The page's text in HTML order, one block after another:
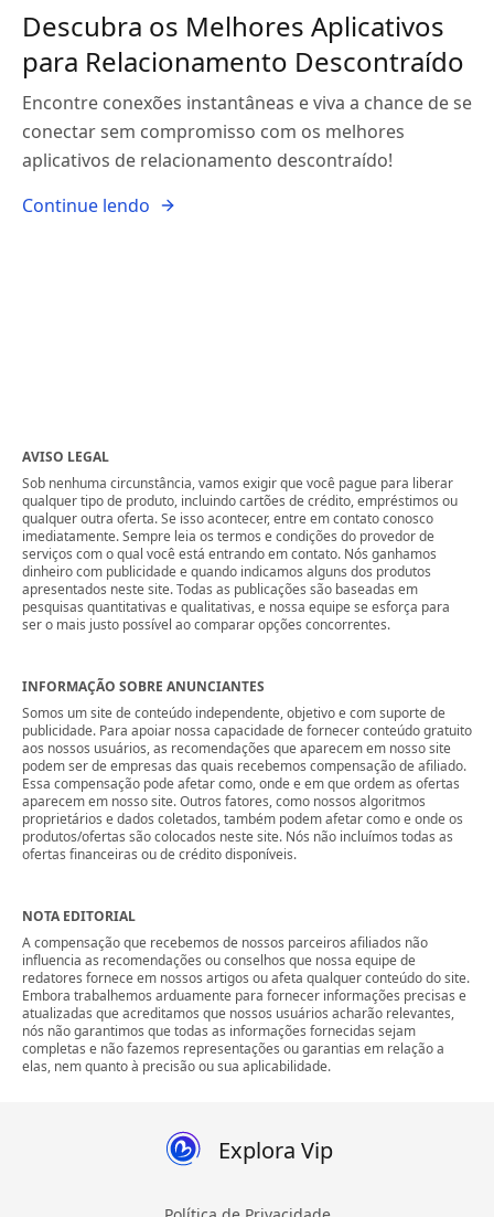
Descubra os Melhores Aplicativos
para Relacionamento Descontraído
Encontre conexões instantâneas e viva a chance de se
conectar sem compromisso com os melhores
aplicativos de relacionamento descontraído!
Continue lendo
AVISO LEGAL
Sob nenhuma circunstância, vamos exigir que você pague para liberar
qualquer tipo de produto, incluindo cartões de crédito, empréstimos ou
qualquer outra oferta. Se isso acontecer, entre em contato conosco
imediatamente. Sempre leia os termos e condições do provedor de
serviços com o qual você está entrando em contato. Nós ganhamos
dinheiro com publicidade e quando indicamos alguns dos produtos
apresentados neste site. Todas as publicações são baseadas em
pesquisas quantitativas e qualitativas, e nossa equipe se esforça para
ser o mais justo possível ao comparar opções concorrentes.
INFORMAÇÃO SOBRE ANUNCIANTES
Somos um site de conteúdo independente, objetivo e com suporte de
publicidade. Para apoiar nossa capacidade de fornecer conteúdo gratuito
aos nossos usuários, as recomendações que aparecem em nosso site
podem ser de empresas das quais recebemos compensação de afiliado.
Essa compensação pode afetar como, onde e em que ordem as ofertas
aparecem em nosso site. Outros fatores, como nossos algoritmos
proprietários e dados coletados, também podem afetar como e onde os
produtos/ofertas são colocados neste site. Nós não incluímos todas as
ofertas financeiras ou de crédito disponíveis.
NOTA EDITORIAL
A compensação que recebemos de nossos parceiros afiliados não
influencia as recomendações ou conselhos que nossa equipe de
redatores fornece em nossos artigos ou afeta qualquer conteúdo do site.
Embora trabalhemos arduamente para fornecer informações precisas e
atualizadas que acreditamos que nossos usuários acharão relevantes,
nós não garantimos que todas as informações fornecidas sejam
completas e não fazemos representações ou garantias em relação a
elas, nem quanto à precisão ou sua aplicabilidade.
Explora Vip